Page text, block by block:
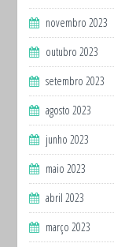
novembro 2023
outubro 2023
setembro 2023
agosto 2023
junho 2023
maio 2023
abril 2023
março 2023